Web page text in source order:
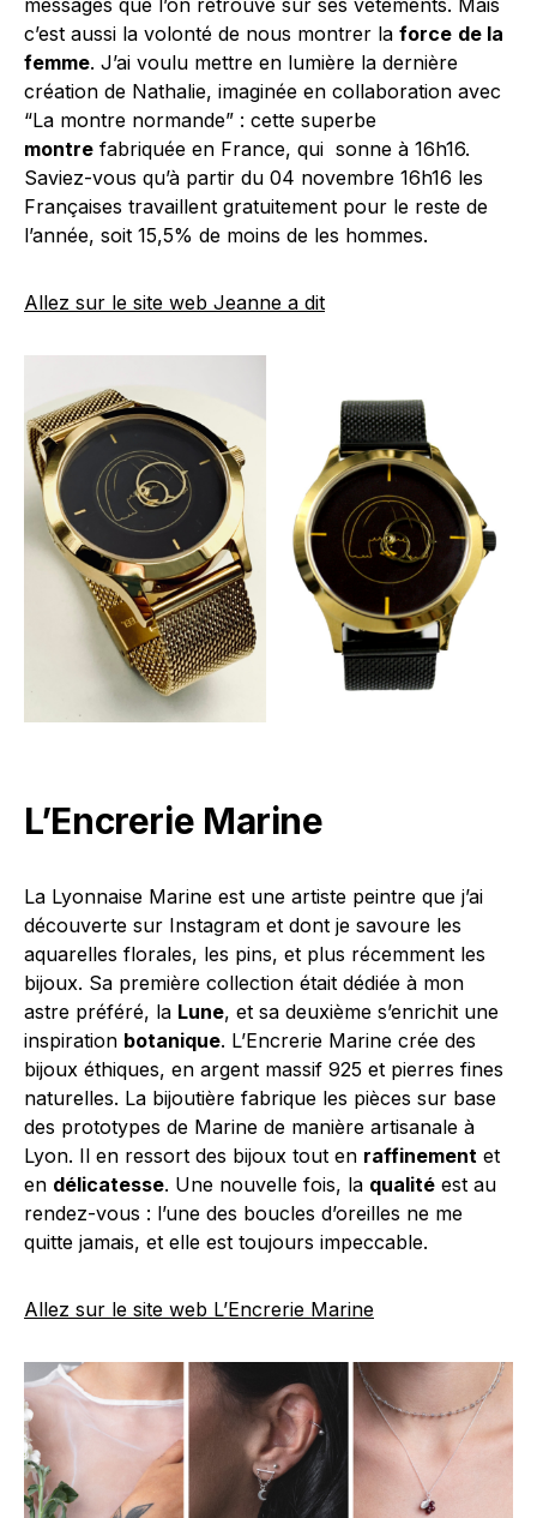
messages que l’on retrouve sur ses vêtements. Mais
c’est aussi la volonté de nous montrer la force de la
femme. J’ai voulu mettre en lumière la dernière
création de Nathalie, imaginée en collaboration avec
“La montre normande” : cette superbe
montre fabriquée en France, qui sonne à 16h16.
Saviez-vous qu’à partir du 04 novembre 16h16 les
Françaises travaillent gratuitement pour le reste de
l’année, soit 15,5% de moins de les hommes.
Allez sur le site web Jeanne a dit
L’Encrerie Marine
La Lyonnaise Marine est une artiste peintre que j’ai
découverte sur Instagram et dont je savoure les
aquarelles florales, les pins, et plus récemment les
bijoux. Sa première collection était dédiée à mon
astre préféré, la Lune, et sa deuxième s’enrichit une
inspiration botanique. L’Encrerie Marine crée des
bijoux éthiques, en argent massif 925 et pierres fines
naturelles. La bijoutière fabrique les pièces sur base
des prototypes de Marine de manière artisanale à
Lyon. Il en ressort des bijoux tout en raffinement et
en délicatesse. Une nouvelle fois, la qualité est au
rendez-vous : l’une des boucles d’oreilles ne me
quitte jamais, et elle est toujours impeccable.
Allez sur le site web L’Encrerie Marine